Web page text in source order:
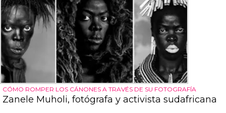
CÓMO ROMPER LOS CÁNONES A TRAVÉS DE SU FOTOGRAFÍA
Zanele Muholi, fotógrafa y activista sudafricana